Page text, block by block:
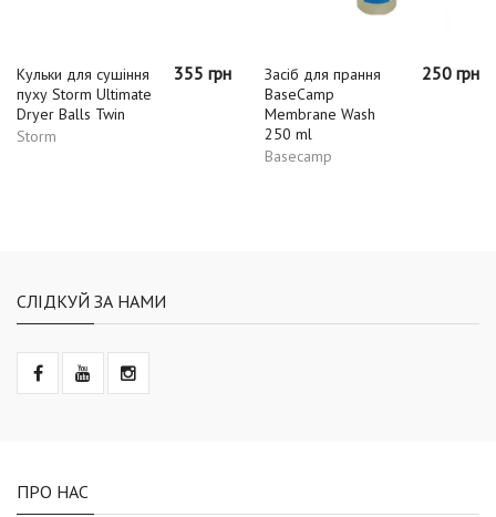
Кульки для сушіння
пуху Storm Ultimate
Dryer Balls Twin
Storm
355 грн
Засіб для прання
BaseCamp
Membrane Wash
250 ml
Basecamp
250 грн
СЛІДКУЙ ЗА НАМИ
ПРО НАС